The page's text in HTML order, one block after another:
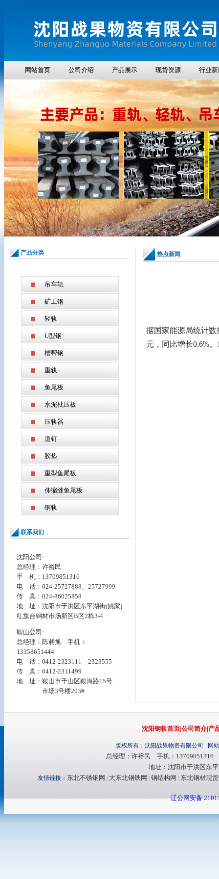
网站首页 公司介绍 产品展示 现货资源 行业新
产品分类
吊车轨
矿工钢
轻轨
U型钢
槽帮钢
重轨
鱼尾板
水泥枕压板
压轨器
道钉
胶垫
重型鱼尾板
伸缩缝鱼尾板
钢轨
联系我们
沈阳公司:
总经理：许裕民
手 机：13709851316
电 话：024-25727888、25727999
传 真：024-86025858
地 址： 沈阳市于洪区东平湖街(姚家)
红旗台钢材市场新区B区2栋3-4
鞍山公司:
总经理：陈昶旭 手机：
13358651444
电 话：0412-2323111 2323555
传 真：0412-2311499
地 址：鞍山市千山区鞍海路15号
市场3号楼203#
热点新闻
据国家能源局统计数
元，同比增长0.6%
沈阳钢轨首页|公司简介|产
版权所有：沈阳战果物资有限公司 网
总经理：许裕民 手机：13709851316
地址：沈阳市于洪区东
友情链接： 东北不锈钢网 大东北钢铁网 钢结构网 东北钢材现货
辽公网安备